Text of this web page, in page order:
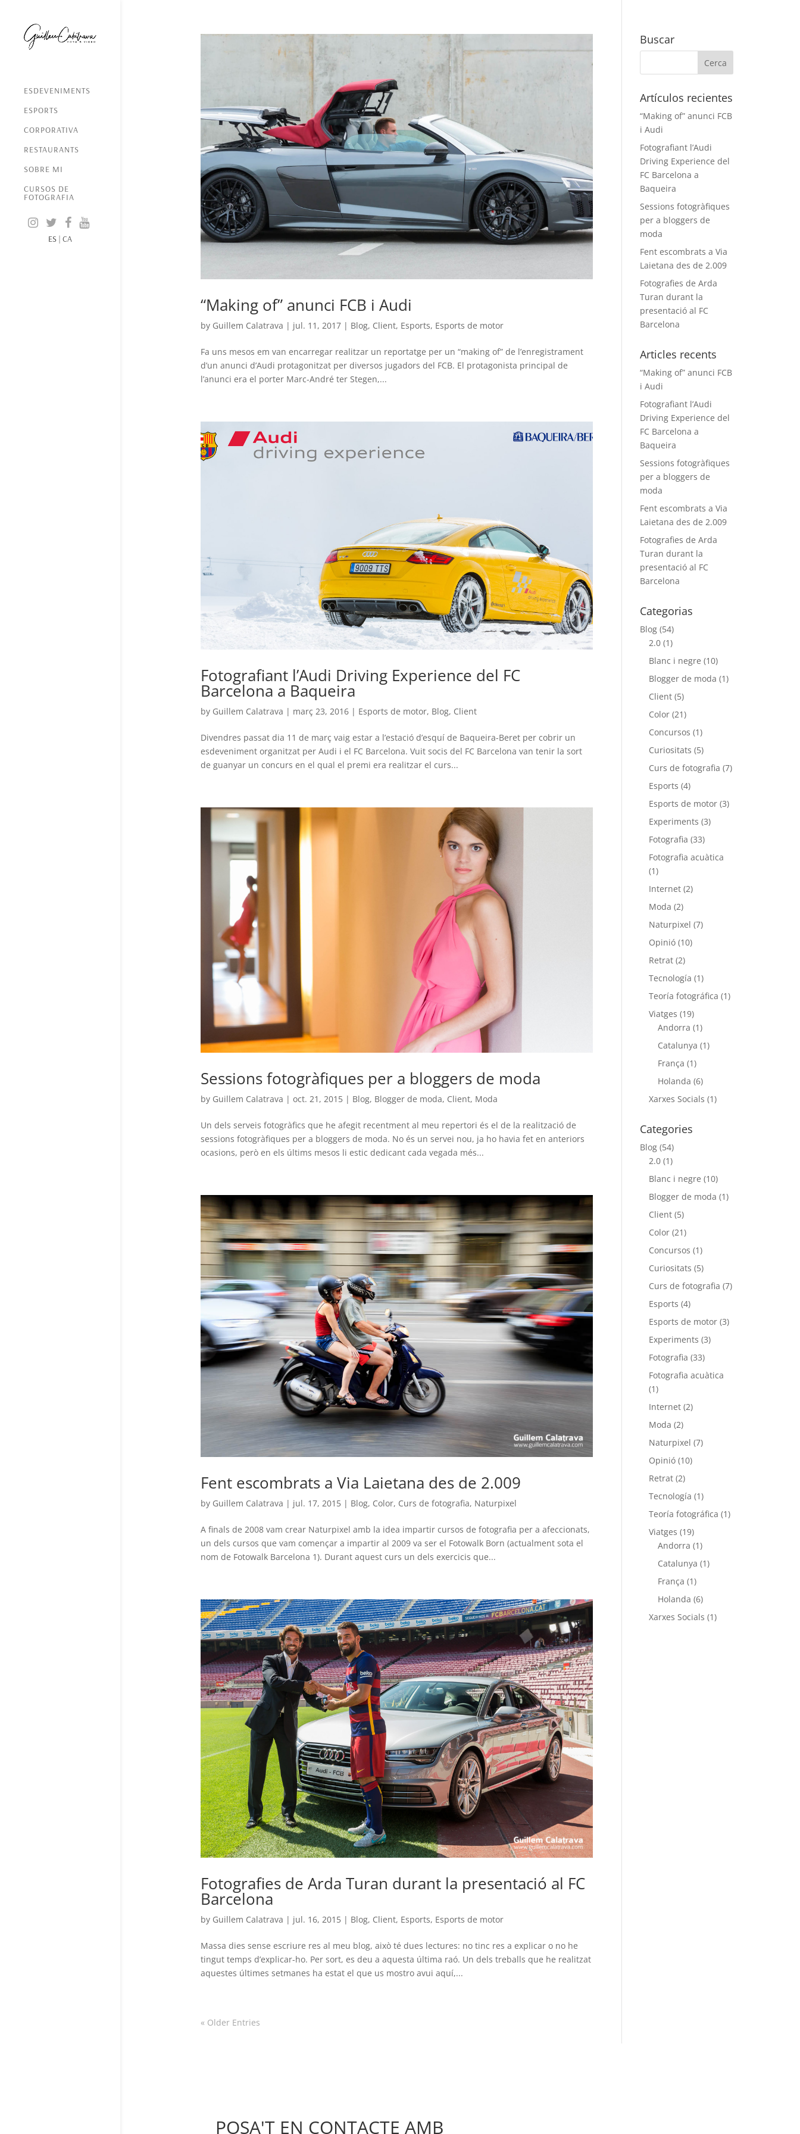
ESDEVENIMENTS
ESPORTS
CORPORATIVA
RESTAURANTS
SOBRE MI
CURSOS DE
FOTOGRAFIA
ES| CA
“Making of” anunci FCB i Audi
by Guillem Calatrava | jul. 11, 2017| Blog, Client, Esports, Esports de motor
Fa uns mesos em van encarregar realitzar un reportatge per un “making of” de l’enregistrament
d’un anunci d’Audi protagonitzat per diversos jugadors del FCB. El protagonista principal de
l’anunci era el porter Marc-André ter Stegen,...
Fotografiant l’Audi Driving Experience del FC
Barcelona a Baqueira
by Guillem Calatrava | març 23, 2016| Esports de motor, Blog, Client
Divendres passat dia 11 de març vaig estar a l’estació d’esquí de Baqueira-Beret per cobrir un
esdeveniment organitzat per Audi i el FC Barcelona. Vuit socis del FC Barcelona van tenir la sort
de guanyar un concurs en el qual el premi era realitzar el curs...
Sessions fotogràfiques per a bloggers de moda
by Guillem Calatrava | oct. 21, 2015| Blog, Blogger de moda, Client, Moda
Un dels serveis fotogràfics que he afegit recentment al meu repertori és el de la realització de
sessions fotogràfiques per a bloggers de moda. No és un servei nou, ja ho havia fet en anteriors
ocasions, però en els últims mesos li estic dedicant cada vegada més...
Fent escombrats a Via Laietana des de 2.009
by Guillem Calatrava | jul. 17, 2015| Blog, Color, Curs de fotografia, Naturpixel
A finals de 2008 vam crear Naturpixel amb la idea impartir cursos de fotografia per a afeccionats,
un dels cursos que vam començar a impartir al 2009 va ser el Fotowalk Born (actualment sota el
nom de Fotowalk Barcelona 1). Durant aquest curs un dels exercicis que...
Fotografies de Arda Turan durant la presentació al FC
Barcelona
by Guillem Calatrava | jul. 16, 2015| Blog, Client, Esports, Esports de motor
Massa dies sense escriure res al meu blog, això té dues lectures: no tinc res a explicar o no he
tingut temps d’explicar-ho. Per sort, es deu a aquesta última raó. Un dels treballs que he realitzat
aquestes últimes setmanes ha estat el que us mostro avui aquí,...
« Older Entries
Buscar
Artículos recientes
“Making of” anunci FCB
i Audi
Fotografiant l’Audi
Driving Experience del
FC Barcelona a
Baqueira
Sessions fotogràfiques
per a bloggers de
moda
Fent escombrats a Via
Laietana des de 2.009
Fotografies de Arda
Turan durant la
presentació al FC
Barcelona
Articles recents
“Making of” anunci FCB
i Audi
Fotografiant l’Audi
Driving Experience del
FC Barcelona a
Baqueira
Sessions fotogràfiques
per a bloggers de
moda
Fent escombrats a Via
Laietana des de 2.009
Fotografies de Arda
Turan durant la
presentació al FC
Barcelona
Categorias
Blog (54)
2.0 (1)
Blanc i negre (10)
Blogger de moda (1)
Client (5)
Color (21)
Concursos (1)
Curiositats (5)
Curs de fotografia (7)
Esports (4)
Esports de motor (3)
Experiments (3)
Fotografia (33)
Fotografia acuàtica
(1)
Internet (2)
Moda (2)
Naturpixel (7)
Opinió (10)
Retrat (2)
Tecnología (1)
Teoría fotográfica (1)
Viatges (19)
Andorra (1)
Catalunya (1)
França (1)
Holanda (6)
Xarxes Socials (1)
Categories
Blog (54)
2.0 (1)
Blanc i negre (10)
Blogger de moda (1)
Client (5)
Color (21)
Concursos (1)
Curiositats (5)
Curs de fotografia (7)
Esports (4)
Esports de motor (3)
Experiments (3)
Fotografia (33)
Fotografia acuàtica
(1)
Internet (2)
Moda (2)
Naturpixel (7)
Opinió (10)
Retrat (2)
Tecnología (1)
Teoría fotográfica (1)
Viatges (19)
Andorra (1)
Catalunya (1)
França (1)
Holanda (6)
Xarxes Socials (1)
POSA'T EN CONTACTE AMB